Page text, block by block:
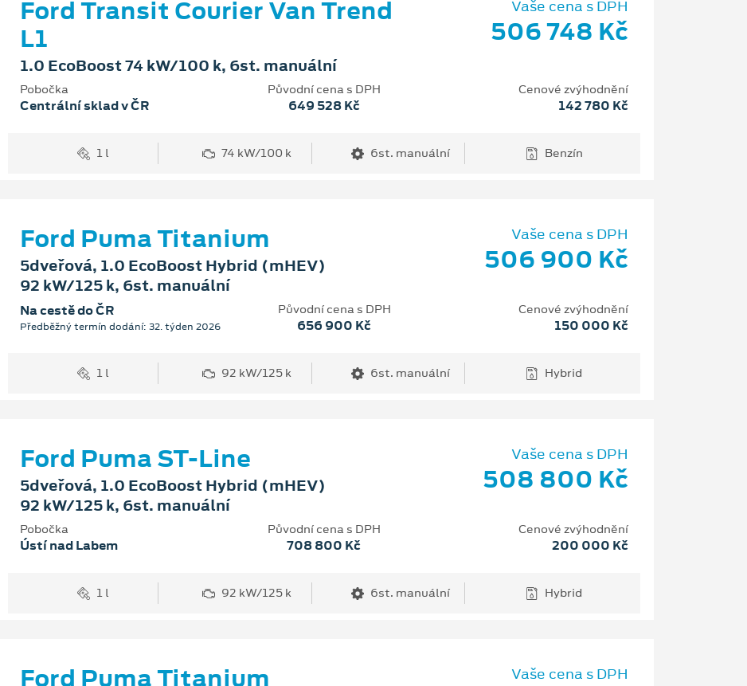
Ford Transit Courier Van Trend
L1
1.0 EcoBoost 74 kW/100 k, 6st. manuální
Vaše cena s DPH
506 748 Kč
Pobočka
Centrální sklad v ČR
Původní cena s DPH
649 528 Kč
Cenové zvýhodnění
142 780 Kč
1 l 74 kW/100 k 6st. manuální Benzín
Ford Puma Titanium
5dveřová, 1.0 EcoBoost Hybrid (mHEV)
92 kW/125 k, 6st. manuální
Vaše cena s DPH
506 900 Kč
Na cestě do ČR
Předběžný termín dodání: 32. týden 2026
Původní cena s DPH
656 900 Kč
Cenové zvýhodnění
150 000 Kč
1 l 92 kW/125 k 6st. manuální Hybrid
Ford Puma ST-Line
5dveřová, 1.0 EcoBoost Hybrid (mHEV)
92 kW/125 k, 6st. manuální
Vaše cena s DPH
508 800 Kč
Pobočka
Ústí nad Labem
Původní cena s DPH
708 800 Kč
Cenové zvýhodnění
200 000 Kč
1 l 92 kW/125 k 6st. manuální Hybrid
Ford Puma Titanium Vaše cena s DPH